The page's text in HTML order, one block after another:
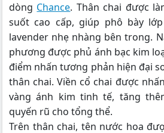
dòng Chance. Thân chai được
suốt cao cấp, giúp phô bày
lavender nhẹ nhàng bên trong.
phương được phủ ánh bạc kim
điểm nhấn tương phản hiện đại
thân chai. Viền cổ chai được
vàng ánh kim tinh tế, tăng
quyến rũ cho tổng thể.
Trên thân chai, tên nước hoa